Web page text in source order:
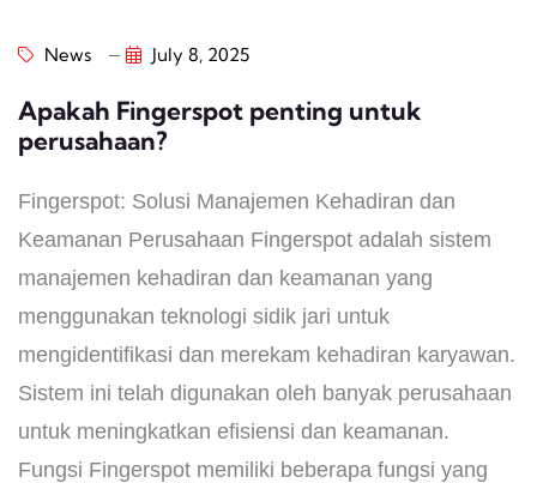
News July 8, 2025
Apakah Fingerspot penting untuk
perusahaan?
Fingerspot: Solusi Manajemen Kehadiran dan
Keamanan Perusahaan Fingerspot adalah sistem
manajemen kehadiran dan keamanan yang
menggunakan teknologi sidik jari untuk
mengidentifikasi dan merekam kehadiran karyawan.
Sistem ini telah digunakan oleh banyak perusahaan
untuk meningkatkan efisiensi dan keamanan.
Fungsi Fingerspot memiliki beberapa fungsi yang